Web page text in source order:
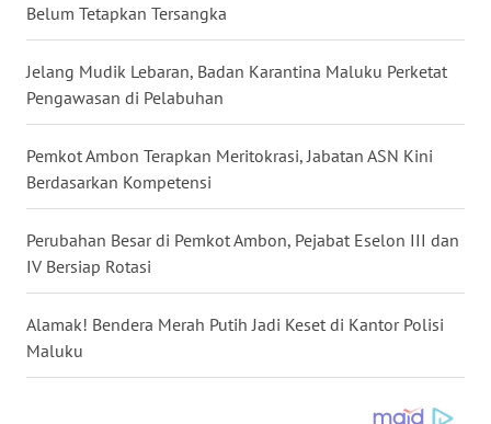
Belum Tetapkan Tersangka
Jelang Mudik Lebaran, Badan Karantina Maluku Perketat
Pengawasan di Pelabuhan
Pemkot Ambon Terapkan Meritokrasi, Jabatan ASN Kini
Berdasarkan Kompetensi
Perubahan Besar di Pemkot Ambon, Pejabat Eselon III dan
IV Bersiap Rotasi
Alamak! Bendera Merah Putih Jadi Keset di Kantor Polisi
Maluku
WN
WN
KALTIM
WN
SULSEL
WN
GORONTALO